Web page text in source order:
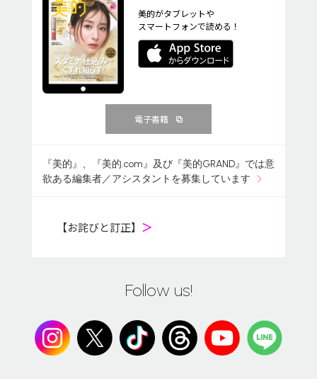
美的がタブレットや
スマートフォンで読める！
電子書籍
『美的』、『美的.com』及び『美的GRAND』では意
欲ある編集者／アシスタントを募集しています
【お詫びと訂正】 ＞
Follow us!